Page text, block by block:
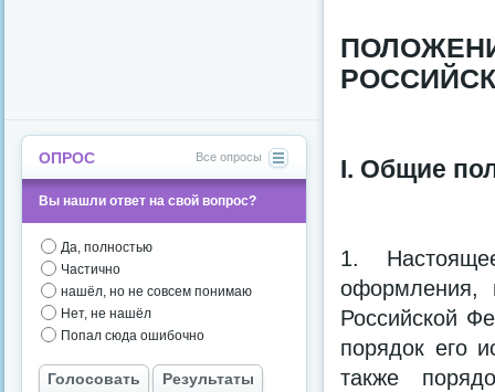
I. Общие
1.
оформления,
Российской
порядок его
также
ОПРОС Все опросы
Вы нашли ответ на свой вопрос?
Да, полностью
Частично
нашёл, но не совсем понимаю
Нет, не нашёл
Попал сюда ошибочно
Голосовать Результаты